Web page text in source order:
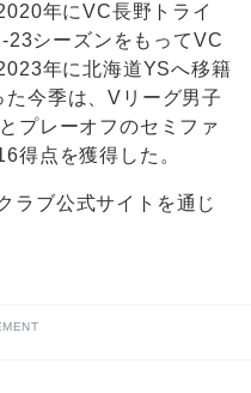
年にVC長野トライ
23シーズンをもってVC
年に北海道YSへ移籍
今季は、Vリーグ男子
プレーオフのセミファ
得点を獲得した。
ラブ公式サイトを通じ